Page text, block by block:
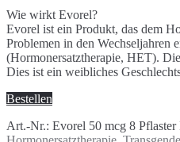
Wie wirkt Evorel?
Evorel ist ein Produkt, das dem
Problemen in den Wechseljahren
(Hormonersatztherapie, HET).
Dies ist ein weibliches
Bestellen
Art.-Nr.: Evorel 50 mcg 8 Pflaster